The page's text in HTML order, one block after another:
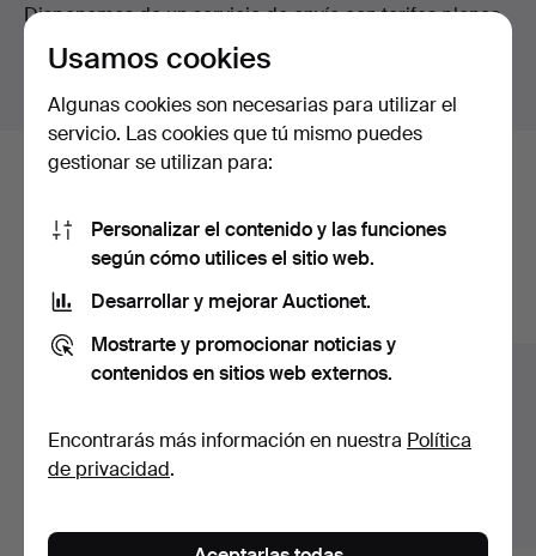
Disponemos de un servicio de envío con tarifas planas
para todas nuestras piezas.
Mostrar lotes fuera de Suecia
nuestro archivo que coinciden con
tu búsqueda.
Mostrar todos los lotes
Usamos cookies
Algunas cookies son necesarias para utilizar el
servicio. Las cookies que tú mismo puedes
gestionar se utilizan para:
Personalizar el contenido y las funciones
según cómo utilices el sitio web.
Desarrollar y mejorar Auctionet.
Mostrarte y promocionar noticias y
contenidos en sitios web externos.
Encontrarás más información en nuestra Política
de privacidad.